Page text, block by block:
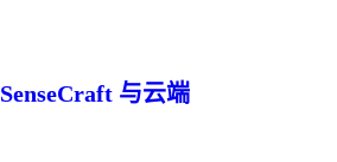
SenseCraft 与云端